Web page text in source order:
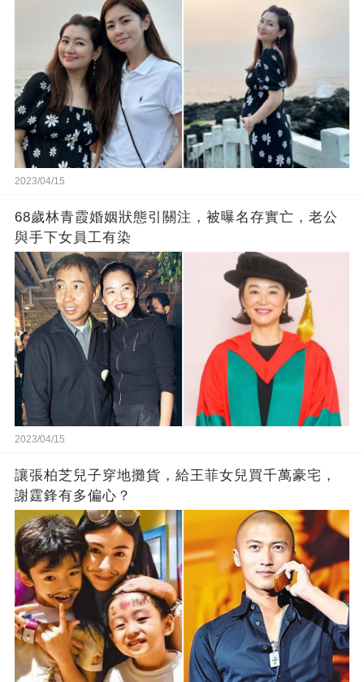
2023/04/15
68歲林青霞婚姻狀態引關注，被曝名存實亡，老公
與手下女員工有染
2023/04/15
讓張柏芝兒子穿地攤貨，給王菲女兒買千萬豪宅，
謝霆鋒有多偏心？